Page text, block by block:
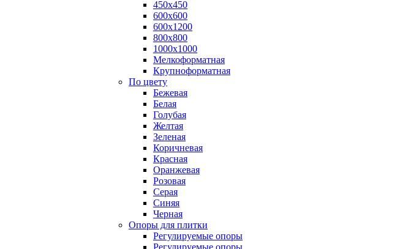
450х450
600х600
600х1200
800х800
1000х1000
Мелкоформатная
Крупноформатная
По цвету
Бежевая
Белая
Голубая
Желтая
Зеленая
Коричневая
Красная
Оранжевая
Розовая
Серая
Синяя
Черная
Опоры для плитки
Регулируемые опоры
Регулируемые опоры